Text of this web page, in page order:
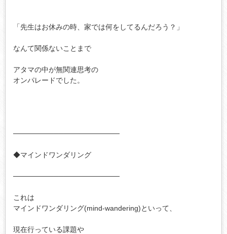
「先生はお休みの時、家では何をしてるんだろう？」
なんて関係ないことまで
アタマの中が無関連思考の
オンパレードでした。
─────────────────────
◆マインドワンダリング
─────────────────────
これは
マインドワンダリング(mind-wandering)といって、
現在行っている課題や